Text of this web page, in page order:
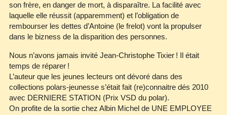
son frère, en danger de mort, à disparaître. La facilité avec
laquelle elle réussit (apparemment) et l’obligation de
rembourser les dettes d’Antoine (le frelot) vont la propulser
dans le bizness de la disparition des personnes.
Nous n’avons jamais invité Jean‐Christophe Tixier ! Il était
temps de réparer !
L’auteur que les jeunes lecteurs ont dévoré dans des
collections polars‐jeunesse s’était fait (re)connaitre dés 2010
avec DERNIERE STATION (Prix VSD du polar).
On profite de la sortie chez Albin Michel de UNE EMPLOYEE